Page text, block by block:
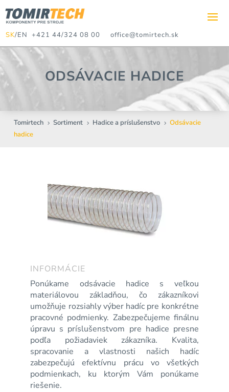
SK/EN +421 44/324 08 00 office@tomirtech.sk
ODSÁVACIE HADICE
Tomirtech 5 Sortiment 5 Hadice a príslušenstvo 5 Odsávacie
hadice
INFORMÁCIE
Ponúkame odsávacie hadice s veľkou
materiálovou základňou, čo zákazníkovi
umožňuje rozsiahly výber hadíc pre konkrétne
pracovné podmienky. Zabezpečujeme finálnu
úpravu s príslušenstvom pre hadice presne
podľa požiadaviek zákazníka. Kvalita,
spracovanie a vlastnosti našich hadíc
zabezpečujú efektívnu prácu vo všetkých
podmienkach, ku ktorým Vám ponúkame
riešenie.